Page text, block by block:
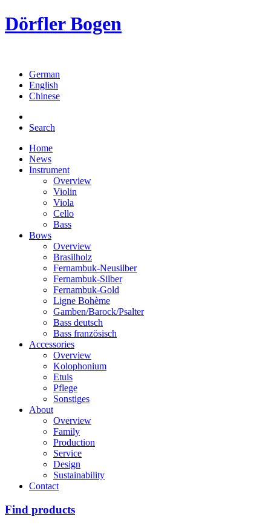
Dörfler Bogen
German
English
Chinese
Search
Home
News
Instrument
Overview
Violin
Viola
Cello
Bass
Bows
Overview
Brasilholz
Fernambuk-Neusilber
Fernambuk-Silber
Fernambuk-Gold
Ligne Bohème
Gamben/Barock/Psalter
Bass deutsch
Bass französisch
Accessories
Overview
Kolophonium
Etuis
Pflege
Sonstiges
About
Overview
Family
Production
Service
Design
Sustainability
Contact
Find products